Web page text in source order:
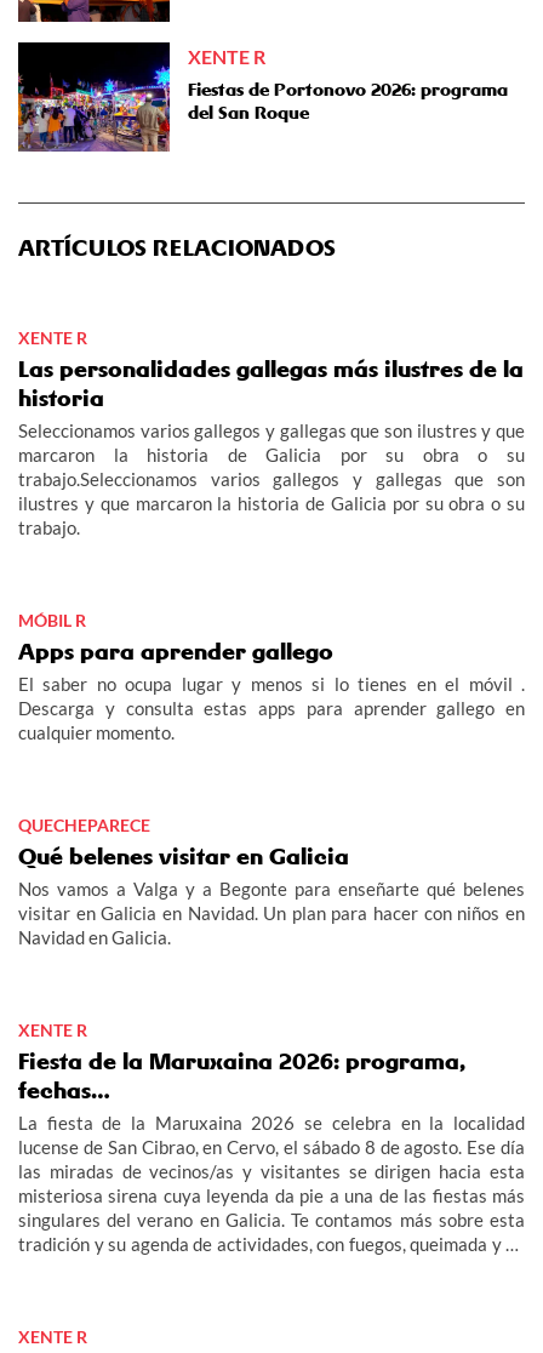
XENTE R
Fiestas de Portonovo 2026: programa
del San Roque
ARTÍCULOS RELACIONADOS
XENTE R
Las personalidades gallegas más ilustres de la
historia
Seleccionamos varios gallegos y gallegas que son ilustres y que
marcaron la historia de Galicia por su obra o su
trabajo.Seleccionamos varios gallegos y gallegas que son
ilustres y que marcaron la historia de Galicia por su obra o su
trabajo.
MÓBIL R
Apps para aprender gallego
El saber no ocupa lugar y menos si lo tienes en el móvil .
Descarga y consulta estas apps para aprender gallego en
cualquier momento.
QUECHEPARECE
Qué belenes visitar en Galicia
Nos vamos a Valga y a Begonte para enseñarte qué belenes
visitar en Galicia en Navidad. Un plan para hacer con niños en
Navidad en Galicia.
XENTE R
Fiesta de la Maruxaina 2026: programa,
fechas…
La fiesta de la Maruxaina 2026 se celebra en la localidad
lucense de San Cibrao, en Cervo, el sábado 8 de agosto. Ese día
las miradas de vecinos/as y visitantes se dirigen hacia esta
misteriosa sirena cuya leyenda da pie a una de las fiestas más
singulares del verano en Galicia. Te contamos más sobre esta
tradición y su agenda de actividades, con fuegos, queimada y un
XENTE R